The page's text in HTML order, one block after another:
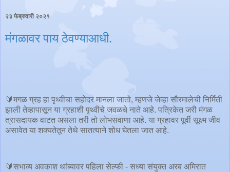
२३ फेब्रुवारी २०२१
मंगळावर पाय ठेवण्याआधी.
🔰मगळ ग्रह हा पृथ्वीचा सहोदर मानला जातो, म्हणजे जेव्हा सौरमालेची निर्मिती
झाली तेव्हापासून या ग्रहाशी पृथ्वीचे जवळचे नाते आहे. पत्रिकेत जरी मंगळ
त्रासदायक वाटत असला तरी तो लोभसवाणा आहे. या ग्रहावर पूर्वी सूक्ष्म जीव
असावेत या शक्यतेतून तेथे सातत्याने शोध घेतला जात आहे.
🔰सभाव्य अवकाश थांब्यावर पहिला सेल्फी - सध्या संयुक्त अरब अमिरात